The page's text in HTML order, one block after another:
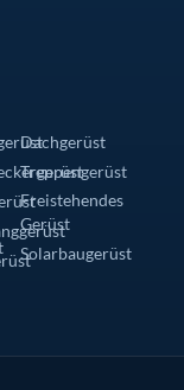
Dachgerüst
Treppengerüst
Freistehendes
Gerüst
Solarbaugerüst